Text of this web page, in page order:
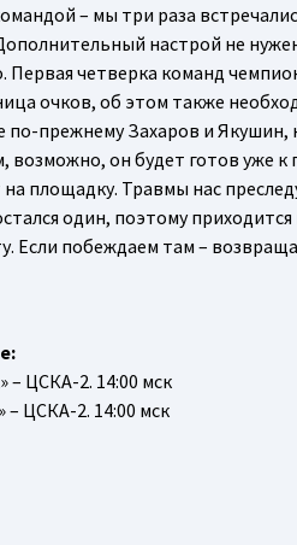
– мы три раза
настрой не
Первая четверка команд
очков, об этом также
по-прежнему Захаров и Якушин,
возможно, он будет готов уже
площадку. Травмы нас
один, поэтому
Если побеждаем там –
– ЦСКА-2. 14:00 мск
– ЦСКА-2. 14:00 мск